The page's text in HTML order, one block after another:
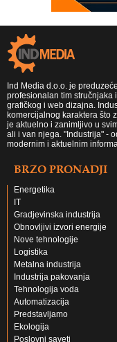
Ind Media d.o.o. je
profesionalan tim stručnjaka
grafičkog i web dizajna.
komercijalnog karaktera što
je aktuelno i zanimljivo u
ali i van njega. "Industrija" -
modernim i aktuelnim
BRZO PRONADJI
Energetika
IT
Gradjevinska industrija
Obnovljivi izvori energije
Nove tehnologije
Logistika
Metalna industrija
Industrija pakovanja
Tehnologija voda
Automatizacija
Predstavljamo
Ekologija
Poslovni saveti